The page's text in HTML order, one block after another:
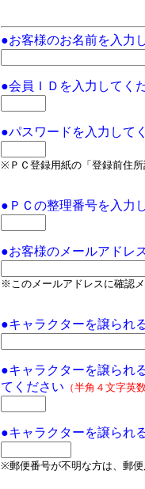
●お客様のお名前を入力
●会員ＩＤを入力してく
●パスワードを入力して
※ＰＣ登録用紙の「登録前住
●ＰＣの整理番号を入力
●お客様のメールアドレ
※このメールアドレスに確認
●キャラクターを譲られ
●キャラクターを譲られ
てください （半角４文字英
●キャラクターを譲られ
※郵便番号が不明な方は、郵